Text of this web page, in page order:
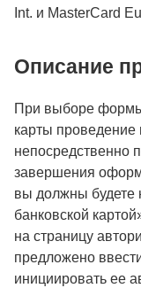
Int. и MasterCard
Описание
При выборе
карты проведение
непосредственно
завершения
вы должны будете
банковской
на страницу
предложено
инициировать ее